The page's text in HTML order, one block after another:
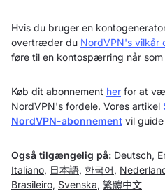
Hvis du bruger en
overtræder du NordVPN's vilkår
føre til en kontospærring når som
Køb dit abonnement her for at
NordVPN's fordele. Vores artikel
NordVPN-abonnement vil
Også tilgængelig på: Deutsch,
Italiano, 日本語, 한국어 ,
Brasileiro, Svenska, 繁體中文